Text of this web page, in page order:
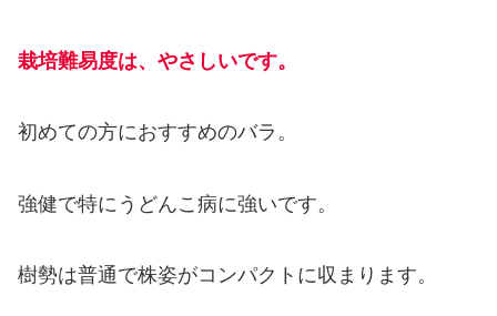
栽培難易度は、やさしいです。
初めての方におすすめのバラ。
強健で特にうどんこ病に強いです。
樹勢は普通で株姿がコンパクトに収まります。